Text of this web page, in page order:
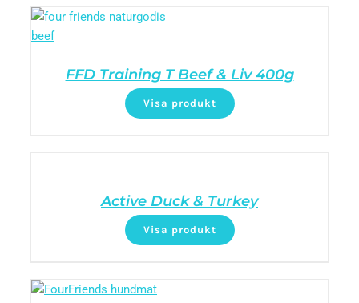
FFD Training T Beef & Liv 400g
Visa produkt
Active Duck & Turkey
Visa produkt